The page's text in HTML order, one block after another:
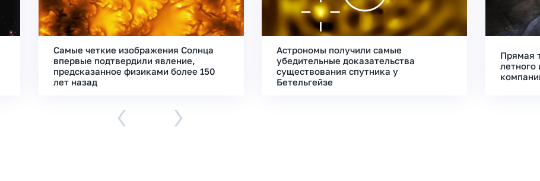
Самые четкие изображения Солнца
впервые подтвердили явление,
предсказанное физиками более 150
лет назад
Астрономы получили самые
убедительные доказательства
существования спутника у
Бетельгейзе
Прямая
летного
‹ ›